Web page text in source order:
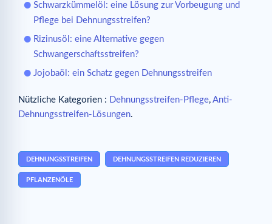
Schwarzkümmelöl: eine Lösung zur Vorbeugung und
Pflege bei Dehnungsstreifen?
Rizinusöl: eine Alternative gegen
Schwangerschaftsstreifen?
Jojobaöl: ein Schatz gegen Dehnungsstreifen
Nützliche Kategorien : Dehnungsstreifen-Pflege, Anti-
Dehnungsstreifen-Lösungen.
DEHNUNGSSTREIFEN DEHNUNGSSTREIFEN REDUZIEREN
PFLANZENÖLE